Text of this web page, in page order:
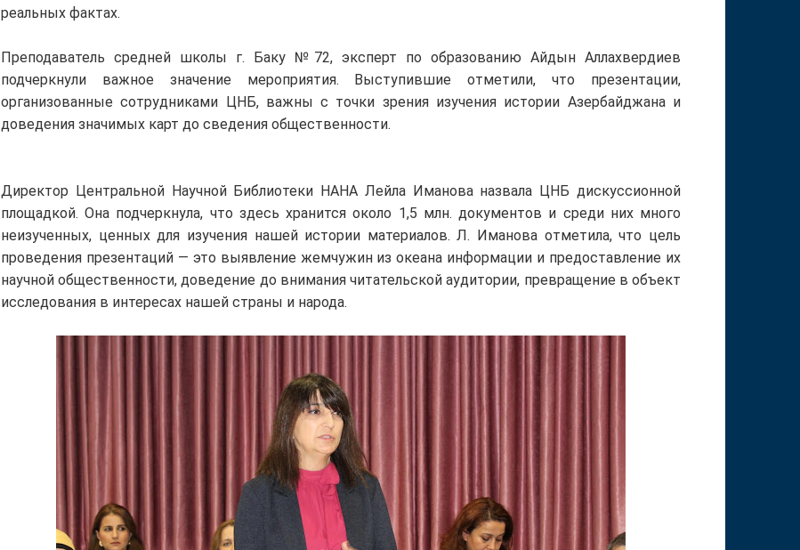
реальных фактах.
Преподаватель средней школы г. Баку №72, эксперт по образованию Айдын Аллахвердиев
подчеркнули важное значение мероприятия. Выступившие отметили, что презентации,
организованные сотрудниками ЦНБ, важны с точки зрения изучения истории Азербайджана и
доведения значимых карт до сведения общественности.
Директор Центральной Научной Библиотеки НАНА Лейла Иманова назвала ЦНБ дискуссионной
площадкой. Она подчеркнула, что здесь хранится около 1,5 млн. документов и среди них много
неизученных, ценных для изучения нашей истории материалов. Л. Иманова отметила, что цель
проведения презентаций — это выявление жемчужин из океана информации и предоставление их
научной общественности, доведение до внимания читательской аудитории, превращение в объект
исследования в интересах нашей страны и народа.